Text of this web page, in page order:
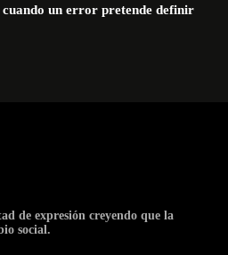
un error pretende definir
de expresión creyendo que la
social.